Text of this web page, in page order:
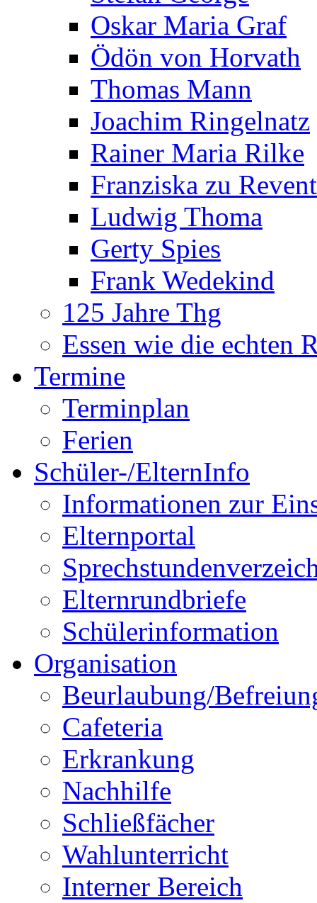
Oskar Maria Graf
Ödön von Horvath
Thomas Mann
Joachim Ringelnatz
Rainer Maria Rilke
Franziska zu
Ludwig Thoma
Gerty Spies
Frank Wedekind
125 Jahre Thg
Essen wie die echten
Termine
Terminplan
Ferien
Schüler-/ElternInfo
Informationen zur
Elternportal
Elternrundbriefe
Schülerinformation
Organisation
Beurlaubung/
Cafeteria
Erkrankung
Nachhilfe
Schließfächer
Wahlunterricht
Interner Bereich